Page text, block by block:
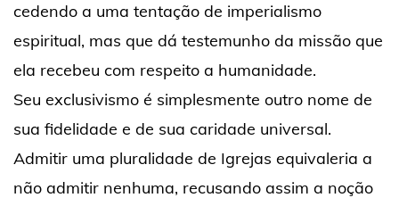
cedendo a uma tentação de imperialismo
espiritual, mas que dá testemunho da missão que
ela recebeu com respeito a humanidade.
Seu exclusivismo é simplesmente outro nome de
sua fidelidade e de sua caridade universal.
Admitir uma pluralidade de Igrejas equivaleria a
não admitir nenhuma, recusando assim a noção